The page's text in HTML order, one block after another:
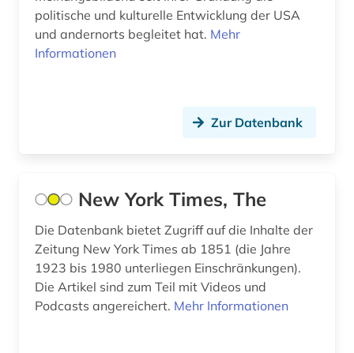
frauenbewegung (1)
frauenbild (1)
frauenzeitschrift (1)
geisteswissenschaften (1)
gender (1)
gender-forschung (1)
Skandinavien (1)
Spanien (1)
USA (17)
politische und kulturelle Entwicklung der USA
und andernorts begleitet hat. Mehr
Informationen
Zur Datenbank
New York Times, The
Die Datenbank bietet Zugriff auf die Inhalte der
Zeitung New York Times ab 1851 (die Jahre
1923 bis 1980 unterliegen Einschränkungen).
Die Artikel sind zum Teil mit Videos und
Podcasts angereichert. Mehr Informationen